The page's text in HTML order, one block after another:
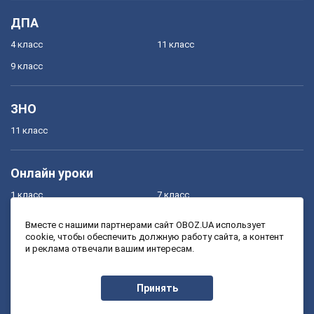
ДПА
4 класс
9 класс
11 класс
ЗНО
11 класс
Онлайн уроки
1 класс
3 класс
7 класс
9 класс
Вместе с нашими партнерами сайт OBOZ.UA использует
cookie, чтобы обеспечить должную работу сайта, а контент
и реклама отвечали вашим интересам.
Принять